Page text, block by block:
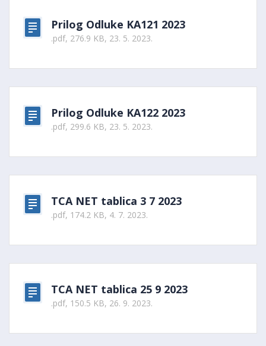
Prilog Odluke KA121 2023
.pdf, 276.9 KB, 23. 5. 2023.
Prilog Odluke KA122 2023
.pdf, 299.6 KB, 23. 5. 2023.
TCA NET tablica 3 7 2023
.pdf, 174.2 KB, 4. 7. 2023.
TCA NET tablica 25 9 2023
.pdf, 150.5 KB, 26. 9. 2023.